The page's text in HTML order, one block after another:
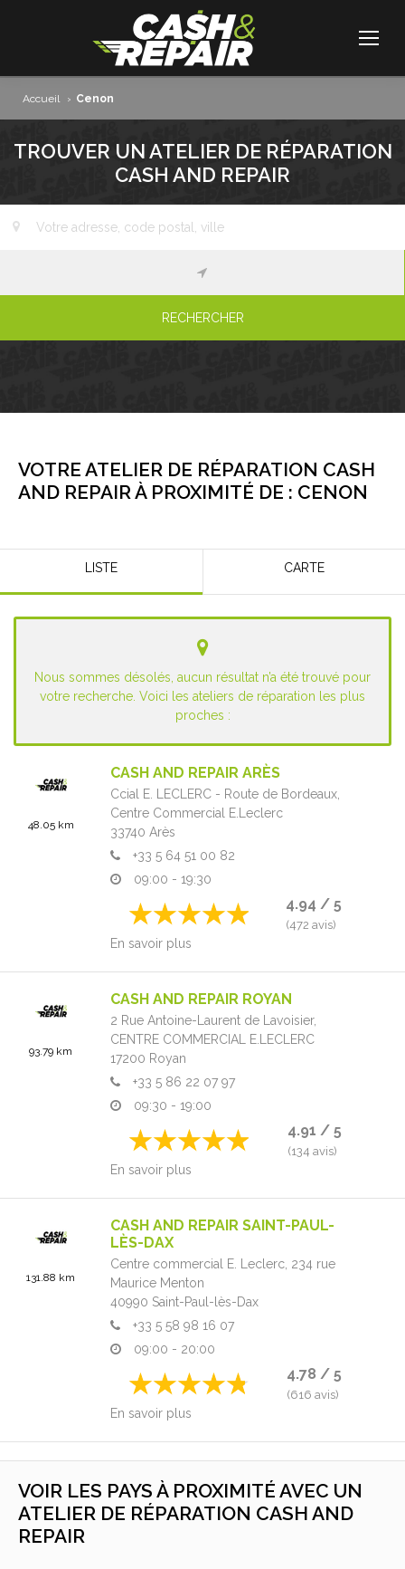
Accueil › Cenon
TROUVER UN ATELIER DE RÉPARATION
CASH AND REPAIR
RECHERCHER
VOTRE ATELIER DE RÉPARATION CASH
AND REPAIR À PROXIMITÉ DE : CENON
LISTE CARTE
Nous sommes désolés, aucun résultat n’a été trouvé pour
votre recherche. Voici les ateliers de réparation les plus
proches :
48.05 km
CASH AND REPAIR ARÈS
Ccial E. LECLERC - Route de Bordeaux,
Centre Commercial E.Leclerc
33740 Arès
+33 5 64 51 00 82
09:00 - 19:30
4.94 / 5
(472 avis)
En savoir plus
93.79 km
CASH AND REPAIR ROYAN
2 Rue Antoine-Laurent de Lavoisier,
CENTRE COMMERCIAL E.LECLERC
17200 Royan
+33 5 86 22 07 97
09:30 - 19:00
4.91 / 5
(134 avis)
En savoir plus
131.88 km
CASH AND REPAIR SAINT-PAUL-
LÈS-DAX
Centre commercial E. Leclerc, 234 rue
Maurice Menton
40990 Saint-Paul-lès-Dax
+33 5 58 98 16 07
09:00 - 20:00
4.78 / 5
(616 avis)
En savoir plus
VOIR LES PAYS À PROXIMITÉ AVEC UN
ATELIER DE RÉPARATION CASH AND
REPAIR